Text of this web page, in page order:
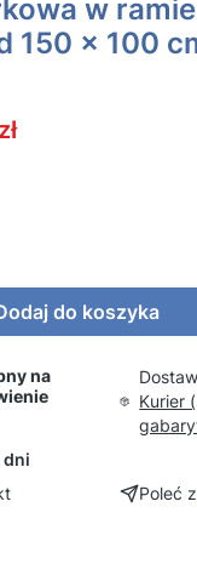
w ramie
150 x 100
do koszyka
na
Kurier
dni
Poleć